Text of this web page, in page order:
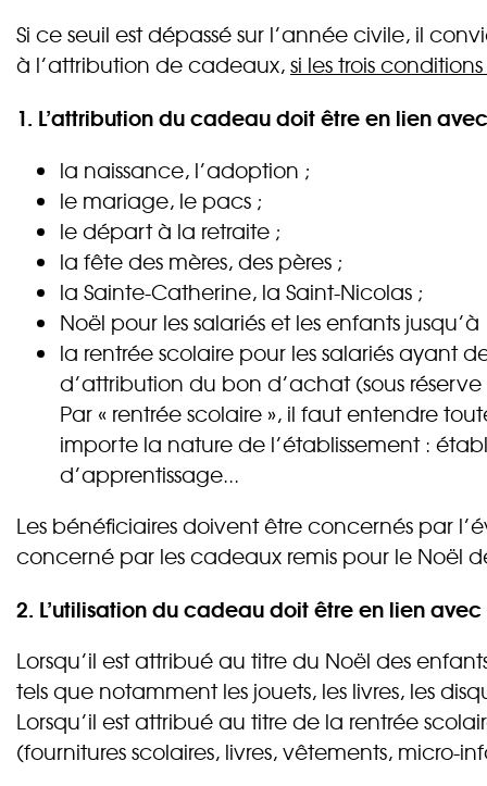
Si ce seuil est dépassé sur l’année civile, il
à l’attribution de cadeaux,si les trois
1. L’attribution du cadeau doit être en lien
la naissance, l’adoption ;
le mariage, le pacs ;
le départ à la retraite ;
la fête des mères, des pères ;
la Sainte-Catherine, la Saint-Nicolas ;
Noël pour les salariés et les enfants
la rentrée scolaire pour les salariés ayant
d’attribution du bon d’achat (sous
Par « rentrée scolaire », il faut entendre
importe la nature de l’établissement :
d’apprentissage...
Les bénéficiaires doivent être concernés par
concerné par les cadeaux remis pour le Noël
2. L’utilisation du cadeau doit être en lien
Lorsqu’il est attribué au titre du Noël des
tels que notamment les jouets, les livres, les
Lorsqu’il est attribué au titre de la rentrée
(fournitures scolaires, livres, vêtements, micro-